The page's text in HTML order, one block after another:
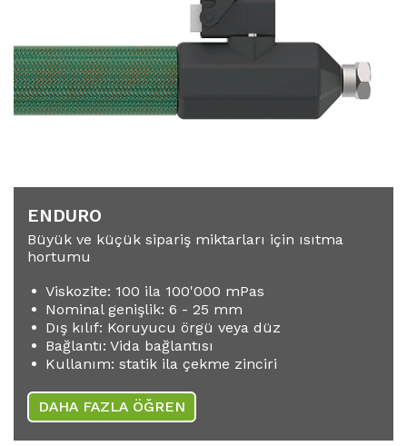
ENDURO
Büyük ve küçük sipariş miktarları için ısıtma
hortumu
Viskozite: 100 ila 100'000 mPas
Nominal genişlik: 6 - 25 mm
Dış kılıf: Koruyucu örgü veya düz
Bağlantı: Vida bağlantısı
Kullanım: statik ila çekme zinciri
DAHA FAZLA ÖĞREN